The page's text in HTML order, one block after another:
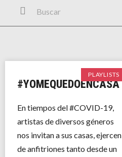
FESTIVALES
HISTORIAS
PLAYLISTS
#YOMEQUEDOENCASA
En tiempos del #COVID-19,
artistas de diversos géneros
nos invitan a sus casas, ejercen
de anfitriones tanto desde un